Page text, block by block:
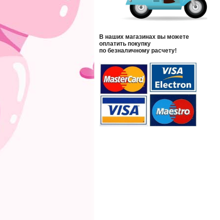
В наших магазинах вы можете
оплатить покупку
по безналичному расчету!